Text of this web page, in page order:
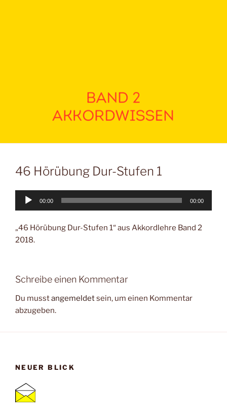
46 Hörübung Dur-Stufen 1
Audio-
00:00 00:00
„46 Hörübung Dur-Stufen 1“ aus Akkordlehre Band 2
2018.
Schreibe einen Kommentar
Du musstangemeldetsein, um einen Kommentar
abzugeben.
NEUER BLICK